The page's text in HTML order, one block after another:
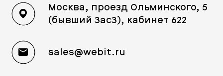
Москва, проезд Ольминского, 5
(бывший 3ас3), кабинет 622
sales@webit.ru